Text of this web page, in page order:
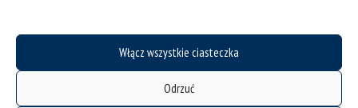
Włącz wszystkie ciasteczka
Odrzuć